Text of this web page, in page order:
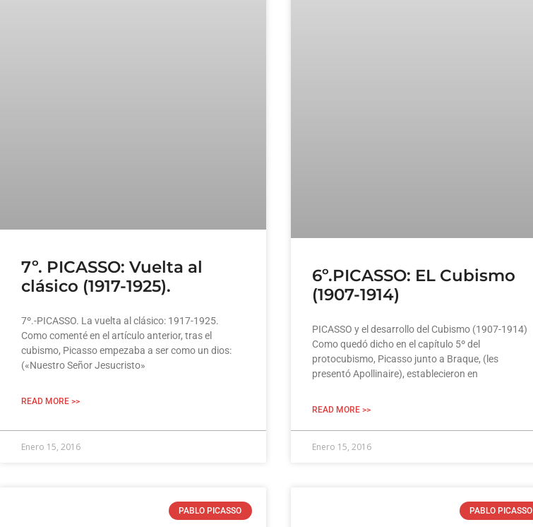
7º. PICASSO: Vuelta al
clásico (1917-1925).
7º.-PICASSO. La vuelta al clásico: 1917-1925.
Como comenté en el artículo anterior, tras el
cubismo, Picasso empezaba a ser como un dios:
(«Nuestro Señor Jesucristo»
READ MORE >>
Enero 15, 2016
6º.PICASSO: EL Cubismo
(1907-1914)
PICASSO y el desarrollo del Cubismo (1907-1914)
Como quedó dicho en el capítulo 5º del
protocubismo, Picasso junto a Braque, (les
presentó Apollinaire), establecieron en
READ MORE >>
Enero 15, 2016
PABLO PICASSO PABLO PICASSO